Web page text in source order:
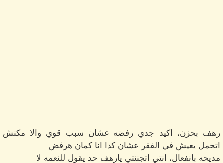
رهف بحزن، اكيد جدي رفضه عشان سبب قوي والا مكنش
اتحمل يعيش في الفقر عشان كدا انا كمان هرفض
مديحه بانفعال، انتي اتجننتي يارهف حد يقول للنعمه لا